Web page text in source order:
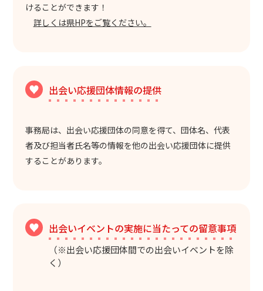
けることができます！
詳しくは県HPをご覧ください。
出会い応援団体情報の提供
事務局は、出会い応援団体の同意を得て、団体名、代表
者及び担当者氏名等の情報を他の出会い応援団体に提供
することがあります。
出会いイベントの実施に当たっての留意事項
（※出会い応援団体間での出会いイベントを除
く）